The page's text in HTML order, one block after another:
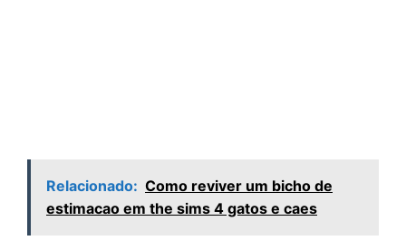
Relacionado: Como reviver um bicho de
estimacao em the sims 4 gatos e caes